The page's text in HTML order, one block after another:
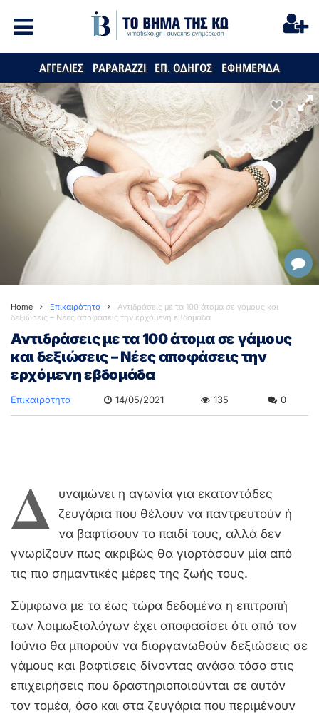
ΑΓΓΕΛΙΕΣ PAPARAZZI ΕΠ. ΟΔΗΓΟΣ ΕΦΗΜΕΡΙΔΑ
Home Επικαιρότητα
Αντιδράσεις με τα 100 άτομα σε γάμους και
δεξιώσεις – Νέες αποφάσεις την ερχόμενη εβδομάδα
Αντιδράσεις με τα 100 άτομα σε γάμους
και δεξιώσεις – Νέες αποφάσεις την
ερχόμενη εβδομάδα
Επικαιρότητα 14/05/2021 135 0
Δ
υναμώνει η αγωνία για εκατοντάδες
ζευγάρια που θέλουν να παντρευτούν ή
να βαφτίσουν το παιδί τους, αλλά δεν
γνωρίζουν πως ακριβώς θα γιορτάσουν μία από
τις πιο σημαντικές μέρες της ζωής τους.
Σύμφωνα με τα έως τώρα δεδομένα η επιτροπή
των λοιμωξιολόγων έχει αποφασίσει ότι από τον
Ιούνιο θα μπορούν να διοργανωθούν δεξιώσεις σε
γάμους και βαφτίσεις δίνοντας ανάσα τόσο στις
επιχειρήσεις που δραστηριοποιούνται σε αυτόν
τον τομέα, όσο και στα ζευγάρια που περιμένουν